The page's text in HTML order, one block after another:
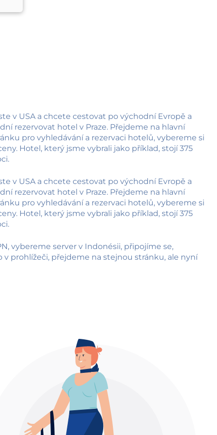
v USA a chcete cestovat po východní Evropě a
rezervovat hotel v Praze. Přejdeme na hlavní
pro vyhledávání a rezervaci hotelů, vybereme si
Hotel, který jsme vybrali jako příklad, stojí 375
v USA a chcete cestovat po východní Evropě a
rezervovat hotel v Praze. Přejdeme na hlavní
pro vyhledávání a rezervaci hotelů, vybereme si
Hotel, který jsme vybrali jako příklad, stojí 375
vybereme server v Indonésii, připojíme se,
prohlížeči, přejdeme na stejnou stránku, ale nyní